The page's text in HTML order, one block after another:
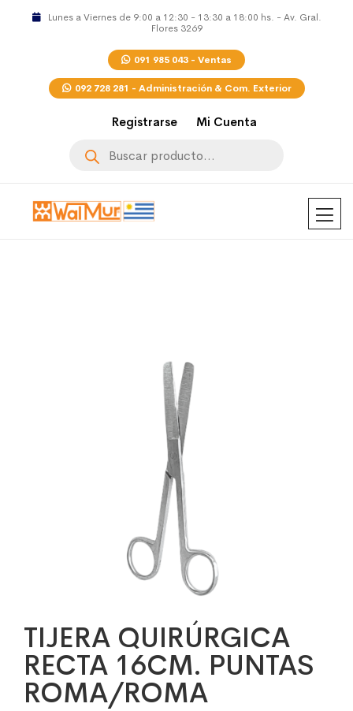
Lunes a Viernes de 9:00 a 12:30 - 13:30 a 18:00 hs. - Av. Gral.
Flores 3269
091 985 043 - Ventas
092 728 281 - Administración & Com. Exterior
Registrarse Mi Cuenta
TIJERA QUIRÚRGICA
RECTA 16CM. PUNTAS
ROMA/ROMA